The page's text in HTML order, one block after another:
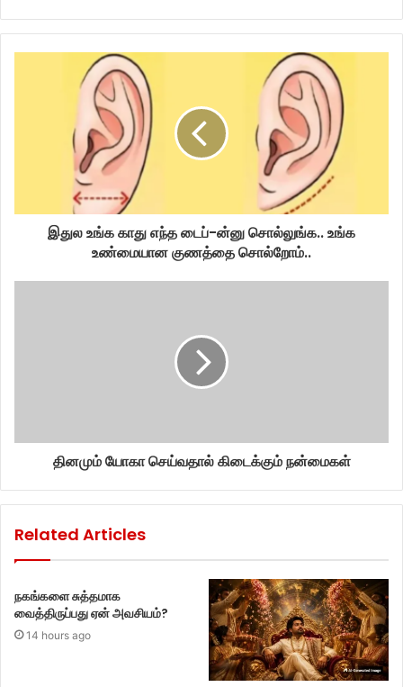
இதுல உங்க காது எந்த டைப்-ன்னு சொல்லுங்க.. உங்க
உண்மையான குணத்தை சொல்றோம்..
தினமும் யோகா செய்வதால் கிடைக்கும் நன்மைகள்
Related Articles
நகங்களை சுத்தமாக
வைத்திருப்பது ஏன் அவசியம்?
14 hours ago